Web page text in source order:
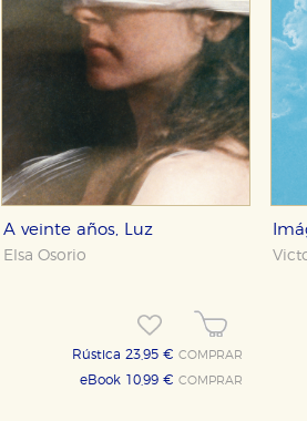
A veinte años, Luz
Elsa Osorio
Rústica 23,95 € COMPRAR
eBook 10,99 € COMPRAR
Puede consultar nuestrapolítica de